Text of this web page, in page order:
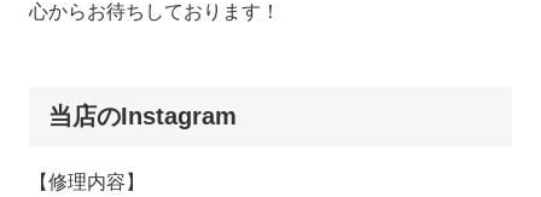
心からお待ちしております！
当店のInstagram
【修理内容】